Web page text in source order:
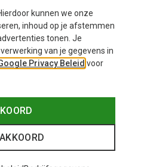
kunnen we onze
inhoud op je afstemmen
tonen. Je
van je gegevens in
Privacy Beleid voor